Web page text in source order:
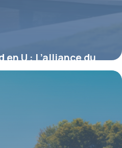
U : L’alliance du
architecturale